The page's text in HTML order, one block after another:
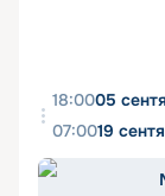
18:0005
07:0019